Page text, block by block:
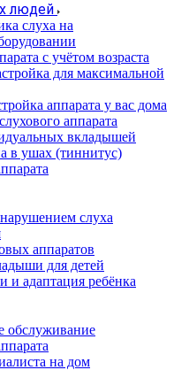
людей
слуха на
с учётом возраста
для максимальной
аппарата у вас дома
аппарата
вкладышей
в ушах (тиннитус)
слуха
аппаратов
для детей
и адаптация ребёнка
обслуживание
на дом